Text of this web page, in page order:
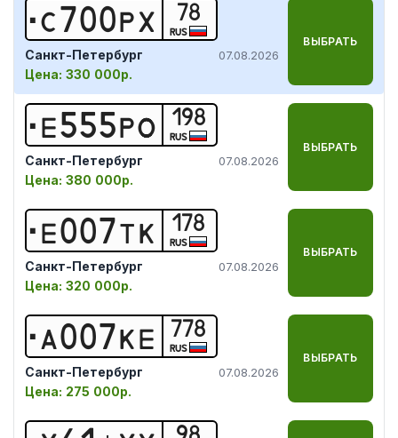
С700РХ 78
RUS
Санкт-Петербург 07.08.2026
Цена: 330 000р.
ВЫБРАТЬ
98
Е555РО 198
RUS
Санкт-Петербург 07.08.2026
Цена: 380 000р.
ВЫБРАТЬ
Е007ТК 178
RUS
Санкт-Петербург 07.08.2026
Цена: 320 000р.
ВЫБРАТЬ
А007КЕ 778
RUS
Санкт-Петербург 07.08.2026
Цена: 275 000р.
ВЫБРАТЬ